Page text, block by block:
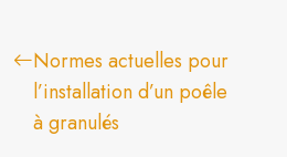
Normes actuelles pour
l’installation d’un poêle
à granulés